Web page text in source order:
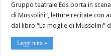
Gruppo teatrale Eos porta in
di Mussolini“, letture recitate con
dal libro “La moglie di Mussolini”
Leggi tutto »